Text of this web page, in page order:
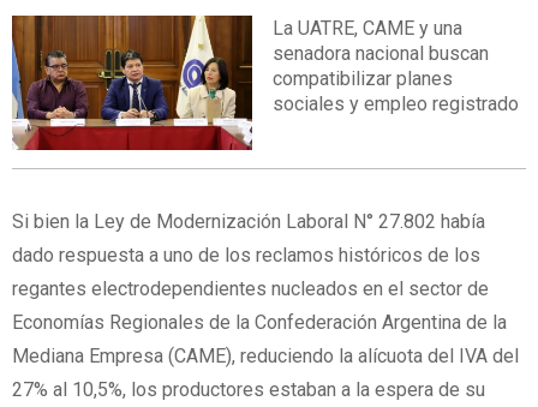
La UATRE, CAME y una
senadora nacional buscan
compatibilizar planes
sociales y empleo registrado
Si bien la Ley de Modernización Laboral N° 27.802 había
dado respuesta a uno de los reclamos históricos de los
regantes electrodependientes nucleados en el sector de
Economías Regionales de la Confederación Argentina de la
Mediana Empresa (CAME), reduciendo la alícuota del IVA del
27% al 10,5%, los productores estaban a la espera de su